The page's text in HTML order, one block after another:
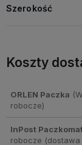
Szerokość
Koszty
Cena nie
ORLEN Paczka
robocze)
InPost
robocze (dostawa